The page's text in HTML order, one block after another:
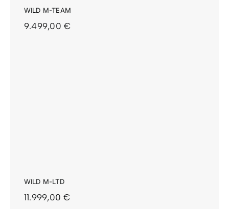
WILD M-TEAM
9.499,00€
WILD M-LTD
11.999,00€